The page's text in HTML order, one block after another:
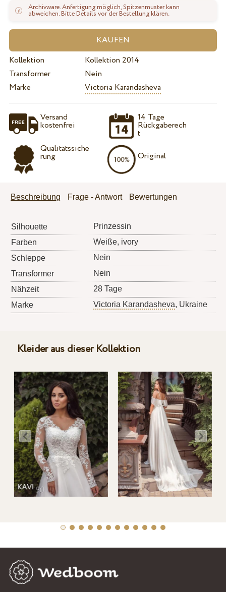
Archivware. Anfertigung möglich, Spitzenmuster kann
abweichen. Bitte Details vor der Bestellung klären.
Kollektion
Kollektion 2014
Transformer
Nein
Marke
Victoria Karandasheva
Versand
kostenfrei
Qualitätssiche
rung
14 Tage
Rückgaberech
t
Original
Beschreibung Frage - Antwort Bewertungen
Silhouette
Prinzessin
Farben
Weiße, ivory
Schleppe
Nein
Transformer
Nein
Nähzeit
28 Tage
Marke
Victoria Karandasheva, Ukraine
Kleider aus dieser Kollektion